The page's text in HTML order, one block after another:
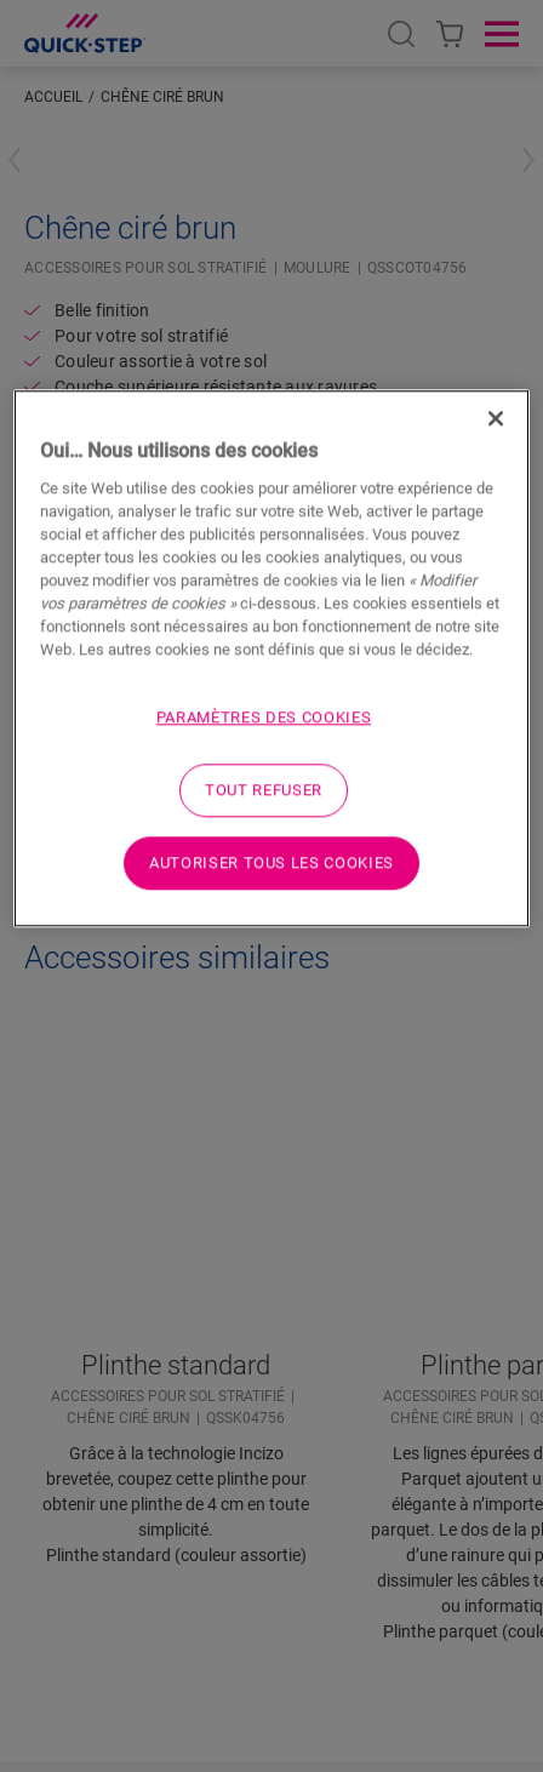
Open search
ACCUEIL CHÊNE CIRÉ BRUN
Chêne ciré brun
ACCESSOIRES POUR SOL STRATIFIÉ MOULURE QSSCOT04756
Belle finition
Pour votre sol stratifié
Couleur assortie à votre sol
Couche supérieure résistante aux rayures
RECHERCHER
Fonctionnalités du produit
Finition discrète pour votre sol. Peut également être utilisée
Téléchargements
Accessoires similaires
Plinthe standard
ACCESSOIRES POUR SOL STRATIFIÉ
CHÊNE CIRÉ BRUN
QSSK04756
Grâce à la technologie Incizo
brevetée, coupez cette plinthe pour
obtenir une plinthe de 4 cm en toute
simplicité.
Plinthe standard (couleur assortie)
Plinthe
ACCESSOIRES POUR
CHÊNE CIRÉ BRUN
Les lignes épurées
Parquet ajoutent
élégante à
parquet. Le dos de la
d’une rainure qui
dissimuler les câbles
ou
Plinthe parquet
Oui… Nous utilisons des cookies
Ce site Web utilise des cookies pour améliorer votre expérience de
navigation, analyser le trafic sur votre site Web, activer le partage
social et afficher des publicités personnalisées. Vous pouvez
accepter tous les cookies ou les cookies analytiques, ou vous
pouvez modifier vos paramètres de cookies via le lien « Modifier
vos paramètres de cookies »ci-dessous. Les cookies essentiels et
fonctionnels sont nécessaires au bon fonctionnement de notre site
Web. Les autres cookies ne sont définis que si vous le décidez.
PARAMÈTRES DES COOKIES
TOUT REFUSER
AUTORISER TOUS LES COOKIES